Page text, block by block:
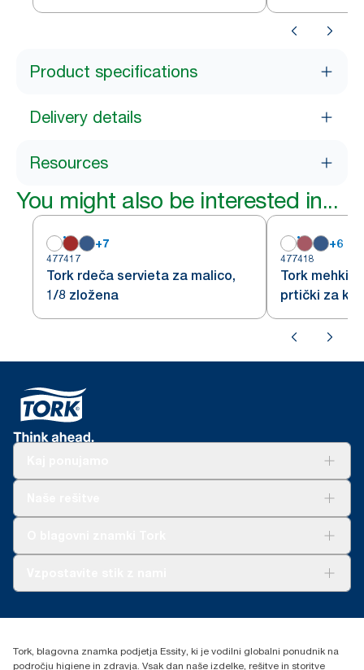
slonovine
Product specifications
Delivery details
Resources
You might also be interested in...
+7
477417
Tork rdeča servieta za malico,
1/8 zložena
+6
477418
Tork mehki
prtički za
Essity Hungary Kft. Professional Hygiene
Budakeszi út 51.
Tork, blagovna znamka podjetja Essity, ki je vodilni globalni ponudnik na
področju higiene in zdravja. Vsak dan naše izdelke, rešitve in storitve